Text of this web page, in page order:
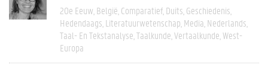
20e Eeuw België Comparatief Duits Geschiedenis
Hedendaags Literatuurwetenschap Media Nederlands
Taal- En Tekstanalyse Taalkunde Vertaalkunde West-
Europa